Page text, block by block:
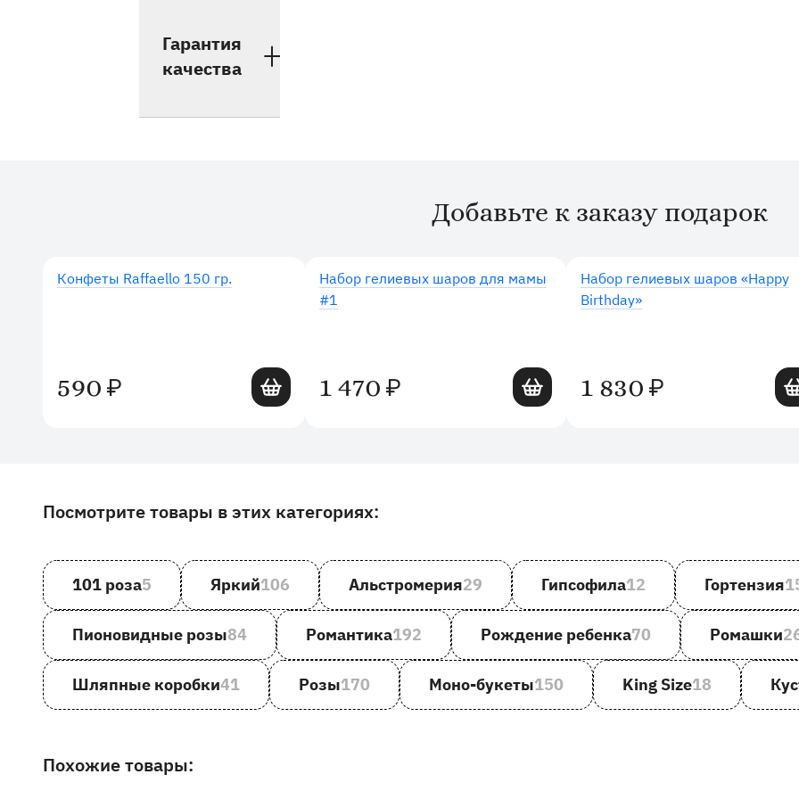
Гарантия
качества
Добавьте к заказу подарок
Конфеты Raffaello 150 гр.
590 ₽ Добавить в корзину
Набор гелиевых шаров для мамы
#1
1 470 ₽ Добавить в корзину
Набор гелиевых шаров «Happy
Birthday»
1 830 ₽
Другие товары и категории на сайте
Посмотрите товары в этих категориях:
101 роза5 Яркий106 Альстромерия29 Гипсофила12 Гортензия
Пионовидные розы84 Романтика192 Рождение ребенка70 Ромашки
Шляпные коробки41 Розы170 Моно-букеты150 King Size18
Похожие товары: